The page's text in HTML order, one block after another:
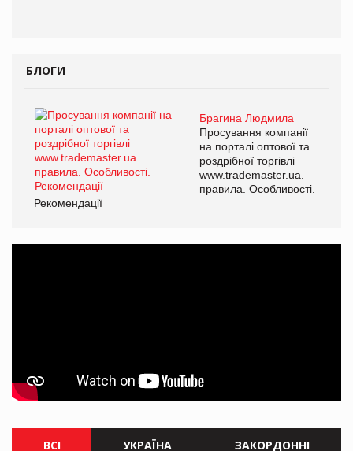
БЛОГИ
Брагина Людмила
Просування компанії
на порталі оптової та
роздрібної торгівлі
www.trademaster.ua.
правила. Особливості.
Рекомендації
ВСІ УКРАЇНА ЗАКОРДОННІ